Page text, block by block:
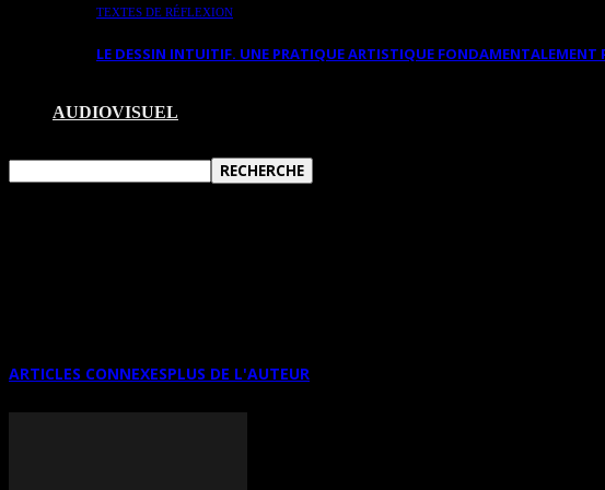
TEXTES DE RÉFLEXION
LE DESSIN INTUITIF. UNE PRATIQUE ARTISTIQUE FONDAMENTALEMENT
AUDIOVISUEL
ARTICLES CONNEXESPLUS DE L'AUTEUR